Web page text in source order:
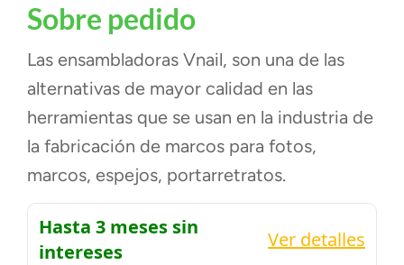
Sobre pedido
Las ensambladoras Vnail, son una de las
alternativas de mayor calidad en las
herramientas que se usan en la industria de
la fabricación de marcos para fotos,
marcos, espejos, portarretratos.
Hasta 3 meses sin
intereses
Ver detalles